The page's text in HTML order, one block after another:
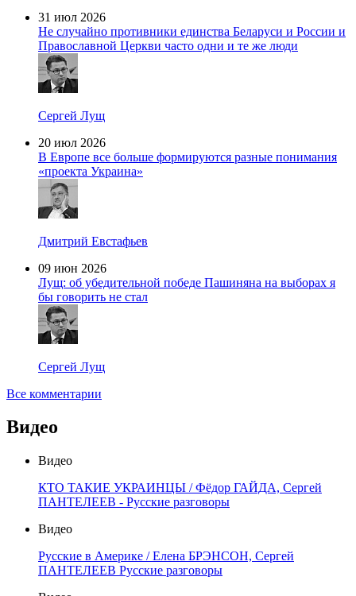
31 июл 2026
Не случайно противники единства Беларуси и России и
Православной Церкви часто одни и те же люди
Сергей Лущ
20 июл 2026
В Европе все больше формируются разные понимания
«проекта Украина»
Дмитрий Евстафьев
09 июн 2026
Лущ: об убедительной победе Пашиняна на выборах я
бы говорить не стал
Сергей Лущ
Все комментарии
Видео
Видео
КТО ТАКИЕ УКРАИНЦЫ / Фёдор ГАЙДА, Сергей
ПАНТЕЛЕЕВ - Русские разговоры
Видео
Русские в Америке / Елена БРЭНСОН, Сергей
ПАНТЕЛЕЕВ Русские разговоры